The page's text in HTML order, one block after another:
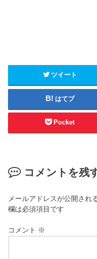
ツイート
はてブ
Pocket
コメントを残
メールアドレスが公開され
欄は必須項目です
コメント ※